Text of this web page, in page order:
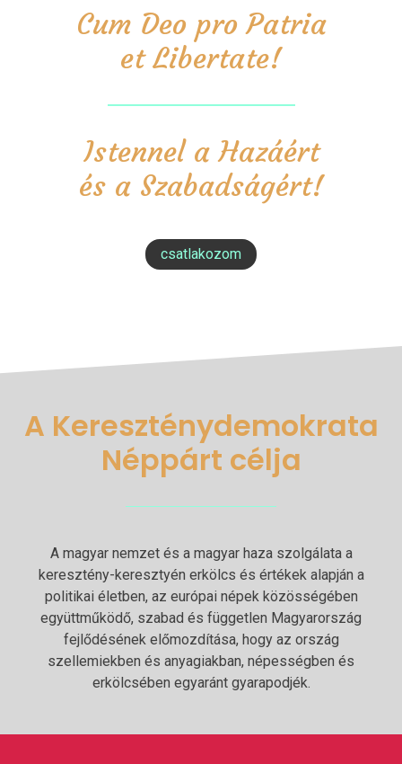
Cum Deo pro Patria
et Libertate!
Istennel a Hazáért
és a Szabadságért!
csatlakozom
A Kereszténydemokrata
Néppárt célja
A magyar nemzet és a magyar haza szolgálata a
keresztény-keresztyén erkölcs és értékek alapján a
politikai életben, az európai népek közösségében
együttműködő, szabad és független Magyarország
fejlődésének előmozdítása, hogy az ország
szellemiekben és anyagiakban, népességben és
erkölcsében egyaránt gyarapodjék.